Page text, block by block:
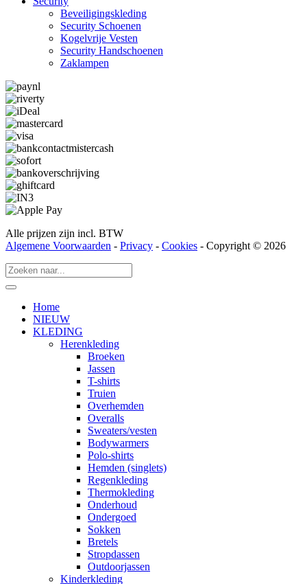
Beveiligings­­kleding
Security Schoenen
Kogelvrije Vesten
Security Hand­­schoenen
Zaklampen
Alle prijzen zijn incl. BTW
Algemene Voorwaarden - Privacy - Cookies - Copyright © 2026
Home
NIEUW
KLEDING
Herenkleding
Broeken
Jassen
T-shirts
Truien
Overhemden
Overalls
Sweaters/vesten
Bodywarmers
Polo-shirts
Hemden (singlets)
Regenkleding
Thermokleding
Onderhoud
Ondergoed
Sokken
Bretels
Stropdassen
Outdoorjassen
Kinderkleding